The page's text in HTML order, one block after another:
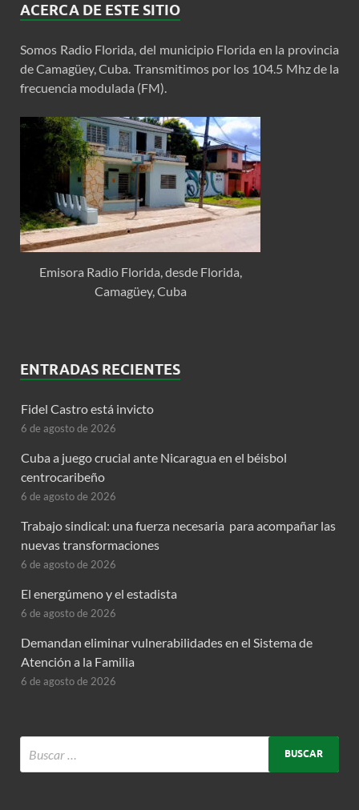
ACERCA DE ESTE SITIO
Somos Radio Florida, del municipio Florida en la provincia
de Camagüey, Cuba. Transmitimos por los 104.5 Mhz de la
frecuencia modulada (FM).
Emisora Radio Florida, desde Florida,
Camagüey, Cuba
ENTRADAS RECIENTES
Fidel Castro está invicto
6 de agosto de 2026
Cuba a juego crucial ante Nicaragua en el béisbol
centrocaribeño
6 de agosto de 2026
Trabajo sindical: una fuerza necesaria para acompañar las
nuevas transformaciones
6 de agosto de 2026
El energúmeno y el estadista
6 de agosto de 2026
Demandan eliminar vulnerabilidades en el Sistema de
Atención a la Familia
6 de agosto de 2026